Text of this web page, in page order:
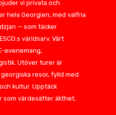
vi privata och
hela Georgien, med valfria
— som täcker
världsarv. Vårt
evenemang,
Utöver turer är
resor, fylld med
kultur. Upptäck
som värdesätter äkthet,